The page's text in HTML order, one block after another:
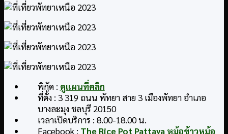
พิกัด : ดูแผนที่คลิก
ที่ตั้ง : 3 319 ถนน พัทยา สาย 3 เมืองพัทยา อำเภอ
บางละมุง ชลบุรี 20150
เวลาเปิดบริการ : 8.00-18.00 น.
Facebook : The Rice Pot Pattaya หม้อข้าวหม้อ